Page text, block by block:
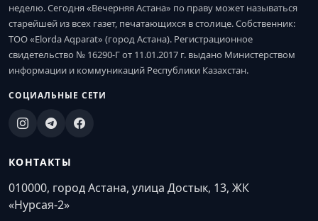
неделю. Сегодня «Вечерняя Астана» по праву может называться
старейшей из всех газет, печатающихся в столице. Собственник:
ТОО «Elorda Aqparat» (город Астана). Регистрационное
свидетельство № 16290-Г от 11.01.2017 г. выдано Министерством
информации и коммуникаций Республики Казахстан.
СОЦИАЛЬНЫЕ СЕТИ
КОНТАКТЫ
010000, город Астана, улица Достык, 13, ЖК
«Нурсая-2»